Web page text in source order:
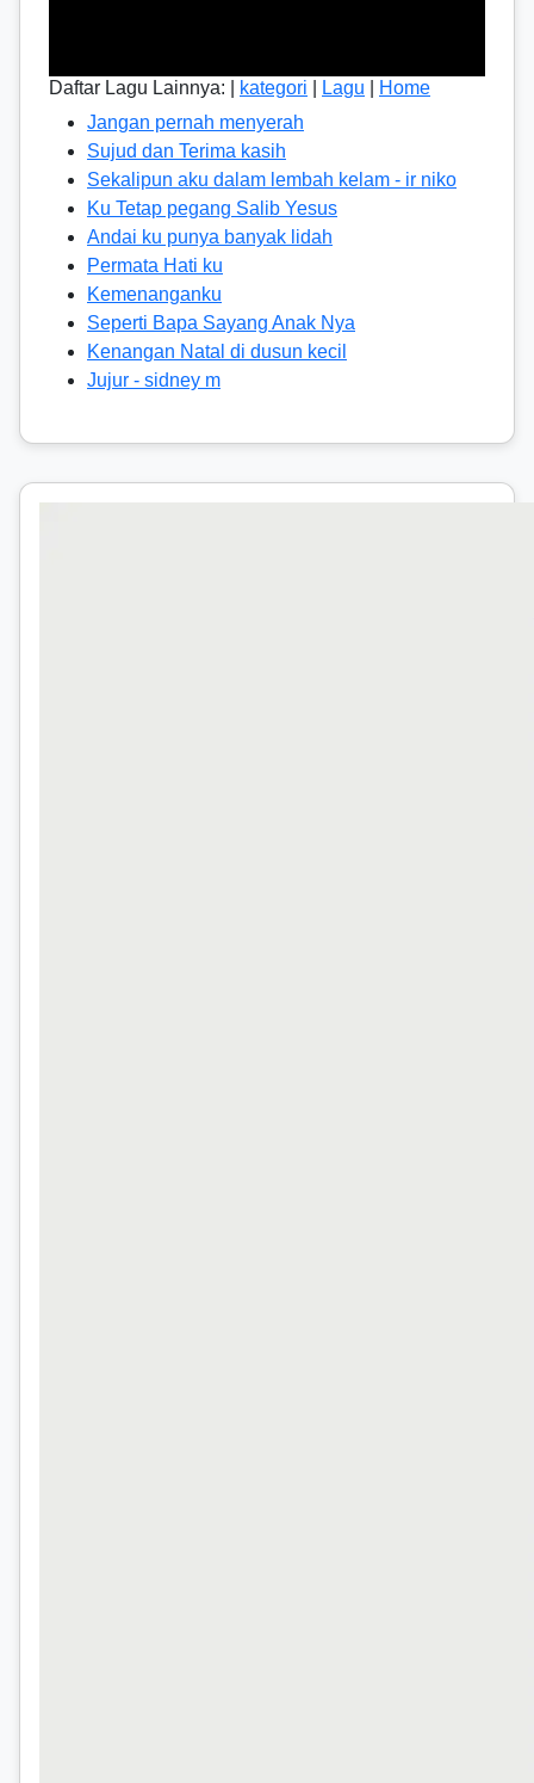
Daftar Lagu Lainnya: | kategori Lagu
Home
Jangan pernah menyerah
Sujud dan Terima kasih
Sekalipun aku dalam lembah kelam - ir niko
Ku Tetap pegang Salib Yesus
Andai ku punya banyak lidah
Permata Hati ku
Kemenanganku
Seperti Bapa Sayang Anak Nya
Kenangan Natal di dusun kecil
Jujur - sidney m